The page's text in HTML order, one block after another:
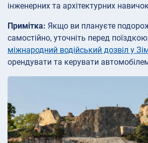
інженерних та архітектурних
Примітка: Якщо ви плануєте
самостійно, уточніть перед
міжнародний водійський дозвіл у
орендувати та керувати